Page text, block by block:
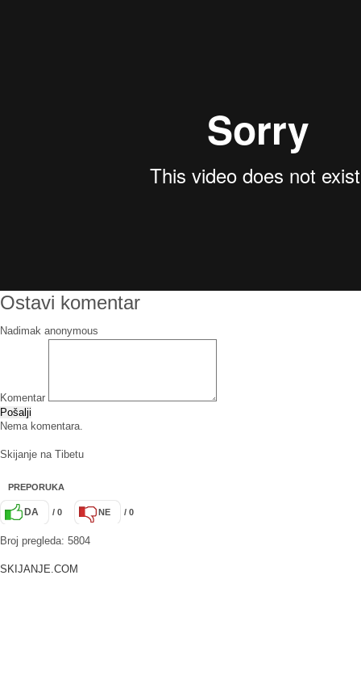
Ostavi komentar
Nadimak
Komentar
Pošalji
Nema komentara.
Skijanje na Tibetu
PREPORUKA
DA / 0 NE / 0
Broj pregleda: 5804
SKIJANJE.COM